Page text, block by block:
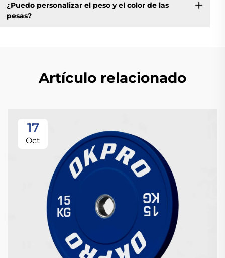
¿Puedo personalizar el peso y el color de las
pesas?
Artículo relacionado
17
Oct